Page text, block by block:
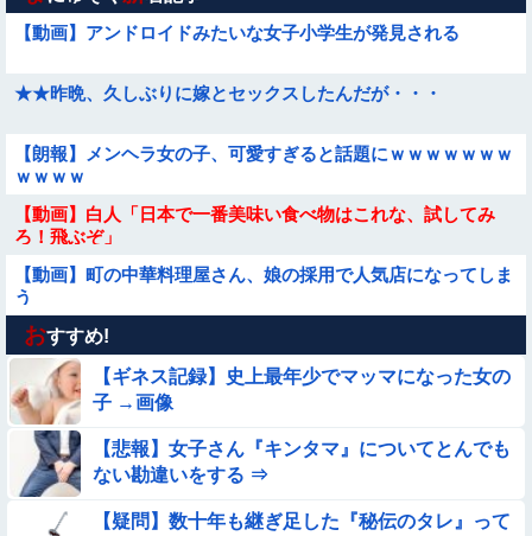
【動画】アンドロイドみたいな女子小学生が発見される
★★昨晩、久しぶりに嫁とセックスしたんだが・・・
【朗報】メンヘラ女の子、可愛すぎると話題にｗｗｗｗｗｗｗ
ｗｗｗｗ
【動画】白人「日本で一番美味い食べ物はこれな、試してみ
ろ！飛ぶぞ」
【動画】町の中華料理屋さん、娘の採用で人気店になってしま
う
【悲報】イッヌさん、飼い主の『レズプレイ』を見てドン引
き・・・
【動画あり】ボーイッシュ美少女「どうしたん？おっぱい揉
む？❤」
【動画】野犬の群れに襲われた男性、とんでもない方法で制圧
するｗｗｗｗｗｗｗ
【動画】力士さん、ボクサーをボコってしまう
おすすめ!
【ギネス記録】史上最年少でマッマになった女の
子 →画像
【悲報】女子さん『キンタマ』についてとんでも
ない勘違いをする ⇒
【疑問】数十年も継ぎ足した『秘伝のタレ』って